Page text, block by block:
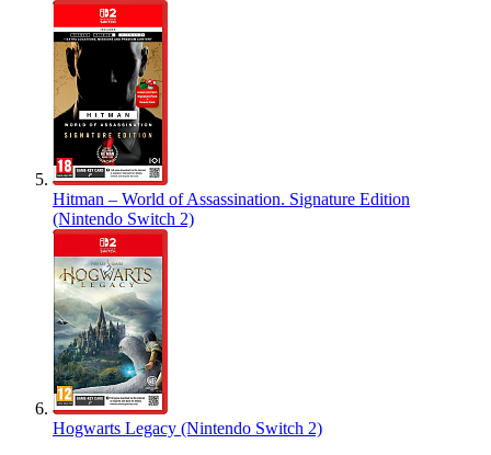
Hitman – World of Assassination. Signature Edition
(Nintendo Switch 2)
Hogwarts Legacy (Nintendo Switch 2)